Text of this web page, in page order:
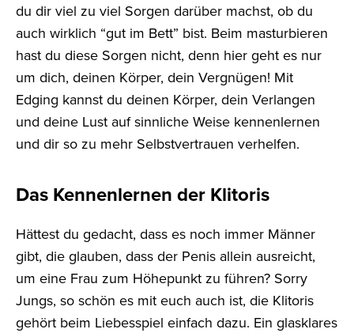
du dir viel zu viel Sorgen darüber machst, ob du
auch wirklich “gut im Bett” bist. Beim masturbieren
hast du diese Sorgen nicht, denn hier geht es nur
um dich, deinen Körper, dein Vergnügen! Mit
Edging kannst du deinen Körper, dein Verlangen
und deine Lust auf sinnliche Weise kennenlernen
und dir so zu mehr Selbstvertrauen verhelfen.
Das Kennenlernen der Klitoris
Hättest du gedacht, dass es noch immer Männer
gibt, die glauben, dass der Penis allein ausreicht,
um eine Frau zum Höhepunkt zu führen? Sorry
Jungs, so schön es mit euch auch ist, die Klitoris
gehört beim Liebesspiel einfach dazu. Ein glasklares